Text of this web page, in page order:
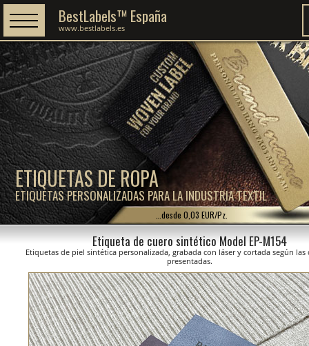
ETIQUETAS DE ROPA
ETIQUETAS PERSONALIZADAS PARA LA INDUSTRIA TEXTIL
BestLabels™ España
www.bestlabels.es
...desde 0,03 EUR/Pz.
Etiqueta de cuero sintético Model EP-M154
Etiquetas de piel sintética personalizada, grabada con láser y cortada según
presentadas.